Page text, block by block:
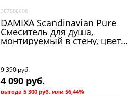
367500000
DAMIXA Scandinavian Pure
Смеситель для душа,
монтируемый в стену, цвет
9 390 руб.
4 090 руб.
выгода5 300 руб. или56,44%